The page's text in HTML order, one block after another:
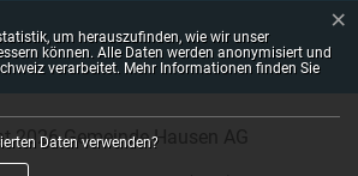
2026 Gemeinde Hausen AG
um herauszufinden, wie wir unser
können. Alle Daten werden anonymisiert und
verarbeitet. Mehr Informationen finden Sie
Daten verwenden?
×